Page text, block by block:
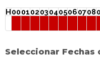
H000102030405060708
Seleccionar Fechas